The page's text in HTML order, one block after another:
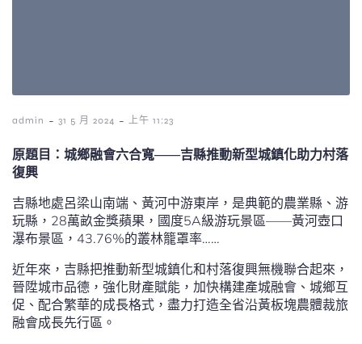
admin - 31 5 月 2024 - 上午 11:23
原題目：城鄉融會六合寬——吉縣推動新型城鎮化助力村落
復興
吉縣地處呂梁山南端、黃河中游東岸，是典範的農業縣、游
玩縣，28萬畝金獎蘋果，國度5A級游玩景區——黃河壺口
瀑布景區，43.76%的叢林籠罩率……
近年來，吉縣把推動新型城鎮化和村落復興無機聯合起來，
晉陞城市品德，強化財產賦能，加快構建產城融會、城鄉互
促、配合繁華的成長格式，盡力打造全省沿黃板塊農體裁旅
融會成長先行區。